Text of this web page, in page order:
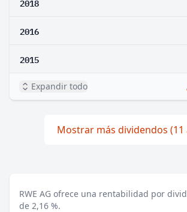
2016
2015
Expandir todo
Mostrar más dividendos (11
RWE AG ofrece una rentabilidad por
de 2,16 %.